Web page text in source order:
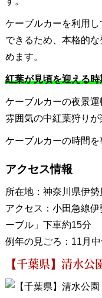
ケーブルカーを利用
できるため、本格的
めます。
紅葉が見頃を迎える
ケーブルカーの夜景
雰囲気の中紅葉狩りが
ケーブルカーの時間を
アクセス情報
所在地：神奈川県伊
アクセス：小田急線
ーブル」下車約15分
例年の見ごろ：11月
【千葉県】清水公